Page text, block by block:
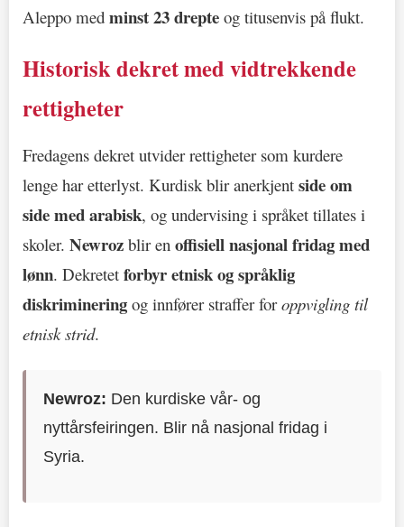
Aleppo med minst 23 drepte og titusenvis på flukt.
Historisk dekret med vidtrekkende
rettigheter
Fredagens dekret utvider rettigheter som kurdere
lenge har etterlyst. Kurdisk blir anerkjent side om
side med arabisk, og undervising i språket tillates i
skoler. Newroz blir en offisiell nasjonal fridag med
lønn. Dekretet forbyr etnisk og språklig
diskriminering og innfører straffer foroppvigling til
etnisk strid.
Newroz: Den kurdiske vår- og
nyttårsfeiringen. Blir nå nasjonal fridag i
Syria.